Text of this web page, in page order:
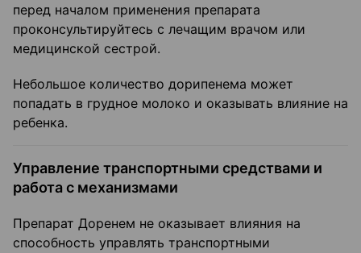
перед началом применения препарата
проконсультируйтесь с лечащим врачом или
медицинской сестрой.
Небольшое количество дорипенема может
попадать в грудное молоко и оказывать влияние на
ребенка.
Управление транспортными средствами и
работа с механизмами
Препарат Доренем не оказывает влияния на
способность управлять транспортными